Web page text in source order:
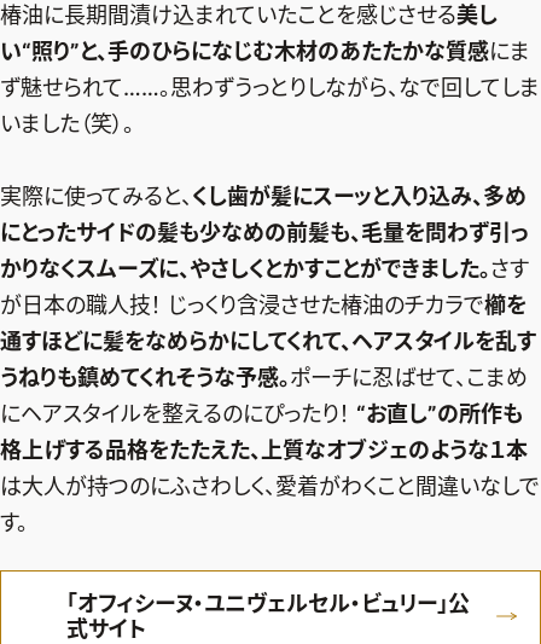
椿油に長期間漬け込まれていたことを感じさせる美し
い“照り”と、手のひらになじむ木材のあたたかな質感にま
ず魅せられて……。思わずうっとりしながら、なで回してしま
いました（笑）。
実際に使ってみると、くし歯が髪にスーッと入り込み、多め
にとったサイドの髪も少なめの前髪も、毛量を問わず引っ
かりなくスムーズに、やさしくとかすことができました。さす
が日本の職人技！ じっくり含浸させた椿油のチカラで櫛を
通すほどに髪をなめらかにしてくれて、ヘアスタイルを乱す
うねりも鎮めてくれそうな予感。ポーチに忍ばせて、こまめ
にヘアスタイルを整えるのにぴったり！ “お直し”の所作も
格上げする品格をたたえた、上質なオブジェのような１本
は大人が持つのにふさわしく、愛着がわくこと間違いなしで
す。
「オフィシーヌ・ユニヴェルセル・ビュリー」公
式サイト